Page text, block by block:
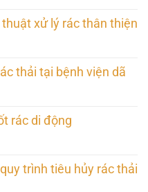
xử lý rác thân thiện
thải tại bệnh viện dã
rác di động
trình tiêu hủy rác thải